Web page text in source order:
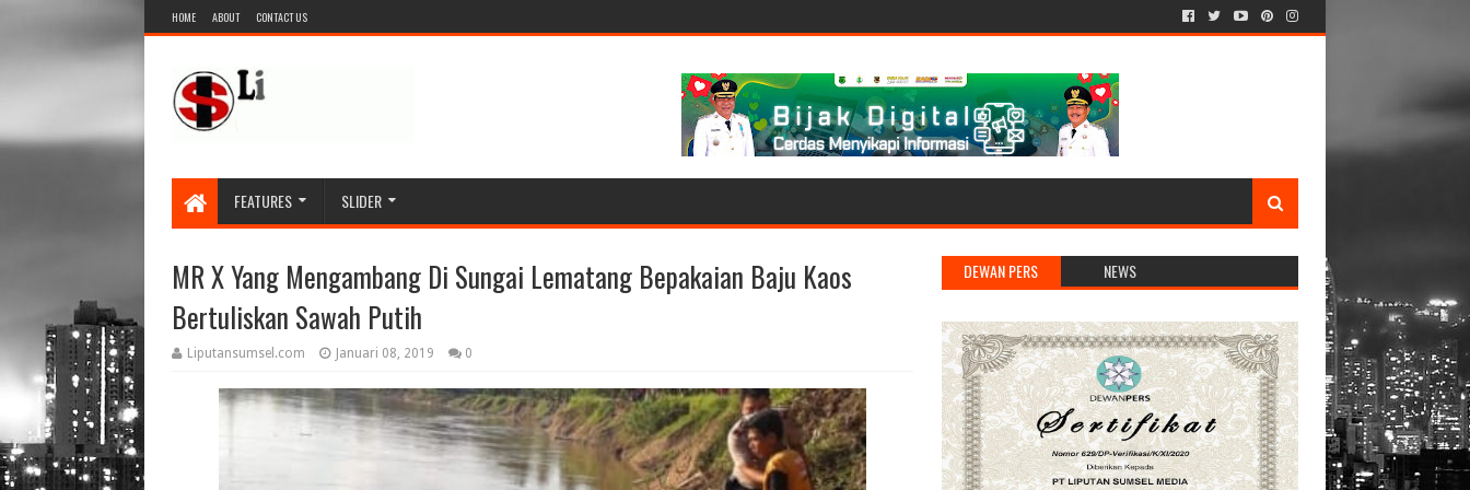
HOME ABOUT CONTACT US
FEATURES SLIDER
MR X Yang Mengambang Di Sungai Lematang Bepakaian Baju Kaos
Bertuliskan Sawah Putih
Liputansumsel.com Januari 08, 2019 0
DEWAN PERS NEWS